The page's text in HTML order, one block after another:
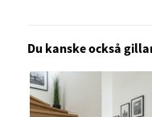
Du kanske också